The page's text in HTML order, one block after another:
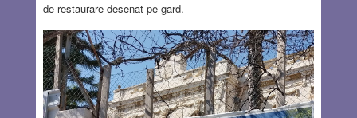
de restaurare desenat pe gard.